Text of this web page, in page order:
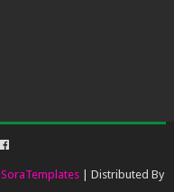
SoraTemplates| Distributed By